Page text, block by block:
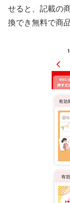
せると、記載の
換でき無料で商